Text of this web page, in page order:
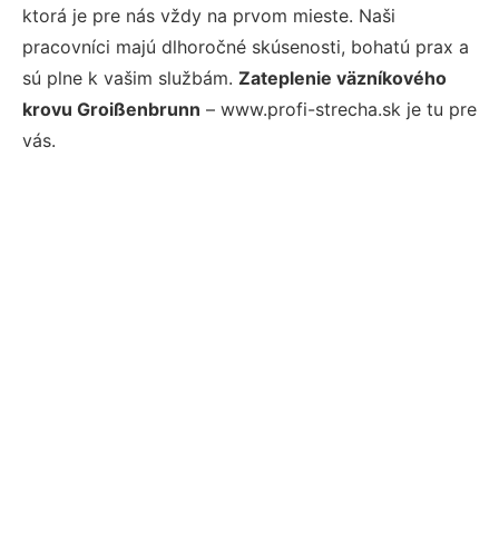
ktorá je pre nás vždy na prvom mieste. Naši
pracovníci majú dlhoročné skúsenosti, bohatú prax a
sú plne k vašim službám. Zateplenie väzníkového
krovu Groißenbrunn – www.profi-strecha.sk je tu pre
vás.